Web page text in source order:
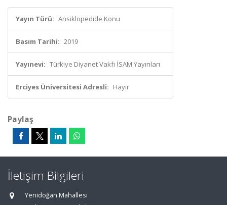
Yayın Türü: Ansiklopedide Konu
Basım Tarihi: 2019
Yayınevi: Türkiye Diyanet Vakfı İSAM Yayınları
Erciyes Üniversitesi Adresli: Hayır
Paylaş
İletişim Bilgileri
Yenidoğan Mahallesi